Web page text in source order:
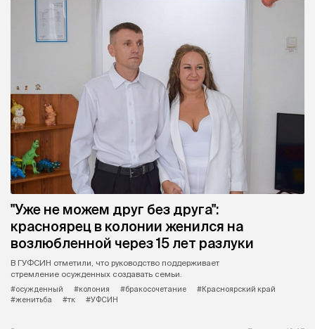
"Уже не можем друг без друга":
красноярец в колонии женился на
возлюбленной через 15 лет разлуки
В ГУФСИН отметили, что руководство поддерживает
стремление осужденных создавать семьи.
#осужденный
#колония #бракосочетание
#Красноярский край
#женитьба
#тк #УФСИН